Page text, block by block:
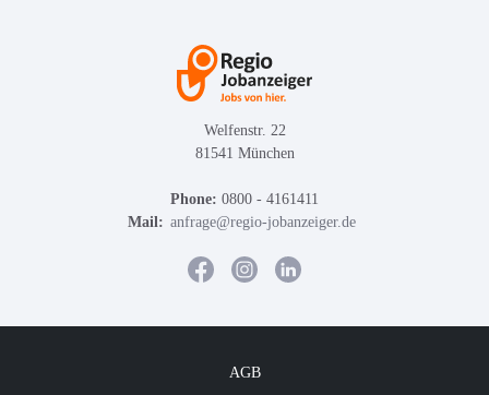
Welfenstr. 22
81541 München
Phone: 0800 - 4161411
Mail: anfrage@regio-jobanzeiger.de
AGB